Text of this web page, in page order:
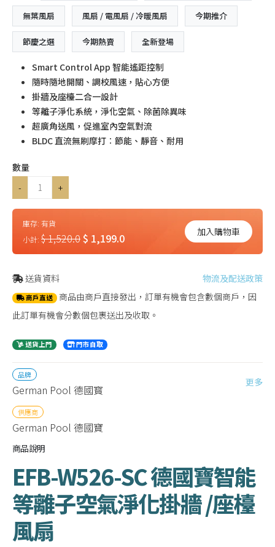
無葉風扇 風扇 / 電風扇 / 冷暖風扇 今期推介
節慶之選 今期熱賣 全新登場
Smart Control App 智能遙距控制
隨時隨地開關、調校風速，貼心方便
掛牆及座檯二合一設計
等離子淨化系統，淨化空氣、除菌除異味
超廣角送風，促進室內空氣對流
BLDC 直流無刷摩打︰節能、靜音、耐用
數量
-
+
庫存: 有貨
小計: $ 1,520.0$ 1,199.0 加入購物車
送貨資料 物流及配送政策
商戶直送 商品由商戶直接發出，訂單有機會包含數個商戶，因
此訂單有機會分數個包裹送出及收取。
送貨上門 門市自取
品牌
German Pool 德國寳
更多
供應商
German Pool 德國寶
商品說明
EFB-W526-SC 德國寶智能
等離子空氣淨化掛牆 /座檯
風扇